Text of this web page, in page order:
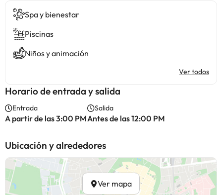
Spa y bienestar
Piscinas
Niños y animación
Ver todos
Horario de entrada y salida
Entrada
A partir de las 3:00 PM
Salida
Antes de las 12:00 PM
Ubicación y alrededores
Ver mapa